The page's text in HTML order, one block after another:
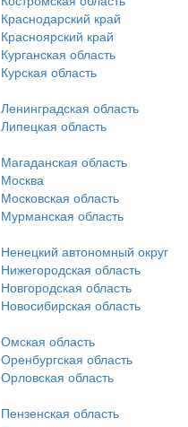
Краснодарский край
Красноярский край
Курганская область
Курская область
Ленинградская область
Липецкая область
Магаданская область
Москва
Московская область
Мурманская область
Ненецкий автономный округ
Нижегородская область
Новгородская область
Новосибирская область
Омская область
Оренбургская область
Орловская область
Пензенская область